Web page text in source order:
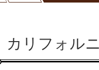
カリフォル